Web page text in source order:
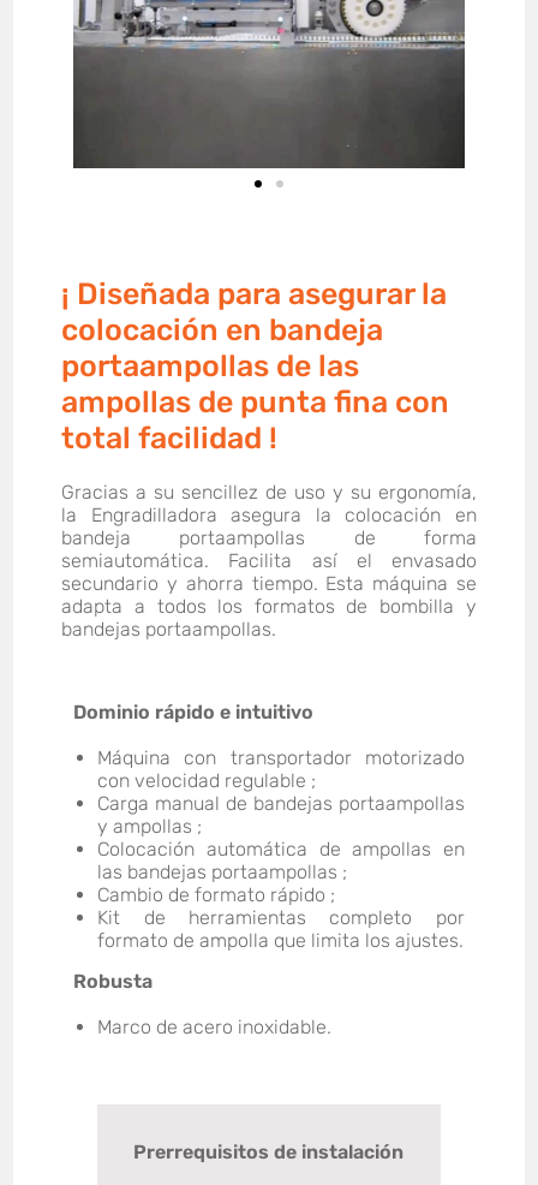
¡ Diseñada para asegurar la
colocación en bandeja
portaampollas de las
ampollas de punta fina con
total facilidad !
Gracias a su sencillez de uso y su ergonomía,
la Engradilladora asegura la colocación en
bandeja portaampollas de forma
semiautomática. Facilita así el envasado
secundario y ahorra tiempo. Esta máquina se
adapta a todos los formatos de bombilla y
bandejas portaampollas.
Dominio rápido e intuitivo
Máquina con transportador motorizado
con velocidad regulable ;
Carga manual de bandejas portaampollas
y ampollas ;
Colocación automática de ampollas en
las bandejas portaampollas ;
Cambio de formato rápido ;
Kit de herramientas completo por
formato de ampolla que limita los ajustes.
Robusta
Marco de acero inoxidable.
Prerrequisitos de instalación